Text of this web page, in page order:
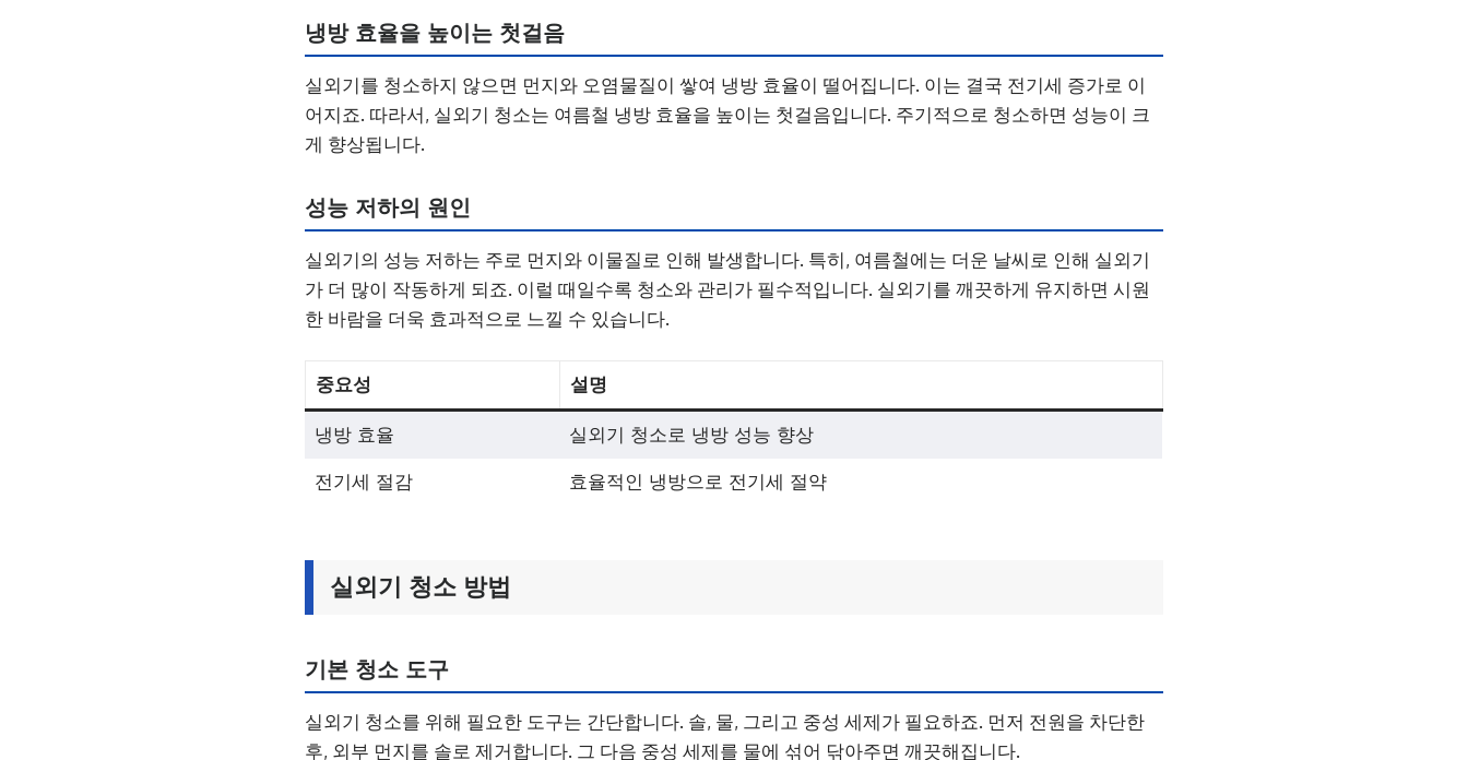
냉방 효율을 높이는 첫걸음
실외기를 청소하지 않으면 먼지와 오염물질이 쌓여 냉방 효율이 떨어집니다. 이는 결국 전기세 증가로 이
어지죠. 따라서, 실외기 청소는 여름철 냉방 효율을 높이는 첫걸음입니다. 주기적으로 청소하면 성능이 크
게 향상됩니다.
성능 저하의 원인
실외기의 성능 저하는 주로 먼지와 이물질로 인해 발생합니다. 특히, 여름철에는 더운 날씨로 인해 실외기
가 더 많이 작동하게 되죠. 이럴 때일수록 청소와 관리가 필수적입니다. 실외기를 깨끗하게 유지하면 시원
한 바람을 더욱 효과적으로 느낄 수 있습니다.
중요성 설명
냉방 효율 실외기 청소로 냉방 성능 향상
전기세 절감 효율적인 냉방으로 전기세 절약
실외기 청소 방법
기본 청소 도구
실외기 청소를 위해 필요한 도구는 간단합니다. 솔, 물, 그리고 중성 세제가 필요하죠. 먼저 전원을 차단한
후, 외부 먼지를 솔로 제거합니다. 그 다음 중성 세제를 물에 섞어 닦아주면 깨끗해집니다.